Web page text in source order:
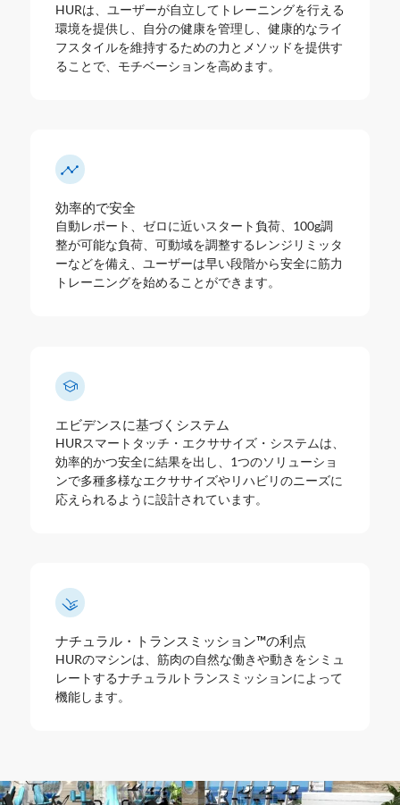
HURは、ユーザーが自立してトレーニングを行える
環境を提供し、自分の健康を管理し、健康的なライ
フスタイルを維持するための力とメソッドを提供す
ることで、モチベーションを高めます。
効率的で安全
自動レポート、ゼロに近いスタート負荷、100g調
整が可能な負荷、可動域を調整するレンジリミッタ
ーなどを備え、ユーザーは早い段階から安全に筋力
トレーニングを始めることができます。
エビデンスに基づくシステム
HURスマートタッチ・エクササイズ・システムは、
効率的かつ安全に結果を出し、1つのソリューショ
ンで多種多様なエクササイズやリハビリのニーズに
応えられるように設計されています。
ナチュラル・トランスミッション™の利点
HURのマシンは、筋肉の自然な働きや動きをシミュ
レートするナチュラルトランスミッションによって
機能します。